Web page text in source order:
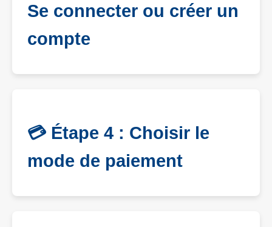
Se connecter ou créer un
compte
💳 Étape 4 : Choisir le
mode de paiement